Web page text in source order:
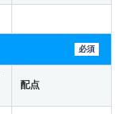
必須
配点